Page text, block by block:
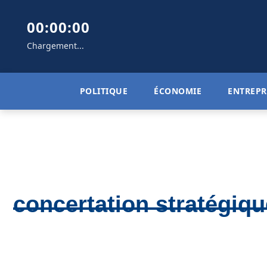
00:00:00
Chargement...
POLITIQUE ÉCONOMIE
concertation